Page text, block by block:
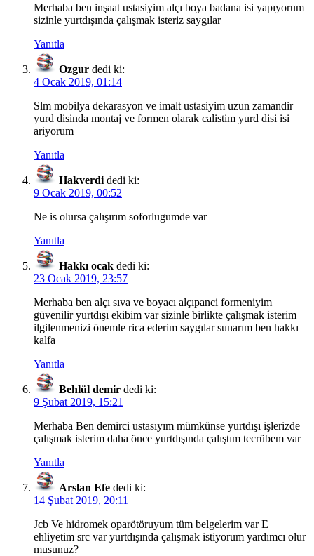
Merhaba ben inşaat ustasiyim alçı boya badana isi yapıyorum
sizinle yurtdışında çalışmak isteriz saygılar
Yanıtla
Ozgur dedi ki:
4 Ocak 2019, 01:14
Slm mobilya dekarasyon ve imalt ustasiyim uzun zamandir
yurd disinda montaj ve formen olarak calistim yurd disi isi
ariyorum
Yanıtla
Hakverdi dedi ki:
9 Ocak 2019, 00:52
Ne is olursa çalışırım soforlugumde var
Yanıtla
Hakkı ocak dedi ki:
23 Ocak 2019, 23:57
Merhaba ben alçı sıva ve boyacı alçıpanci formeniyim
güvenilir yurtdışı ekibim var sizinle birlikte çalışmak isterim
ilgilenmenizi önemle rica ederim saygılar sunarım ben hakkı
kalfa
Yanıtla
Behlül demir dedi ki:
9 Şubat 2019, 15:21
Merhaba Ben demirci ustasıyım mümkünse yurtdışı işlerizde
çalışmak isterim daha önce yurtdışında çalıştım tecrübem var
Yanıtla
Arslan Efe dedi ki:
14 Şubat 2019, 20:11
Jcb Ve hidromek oparötöruyum tüm belgelerim var E
ehliyetim src var yurtdışında çalışmak istiyorum yardımcı olur
musunuz?